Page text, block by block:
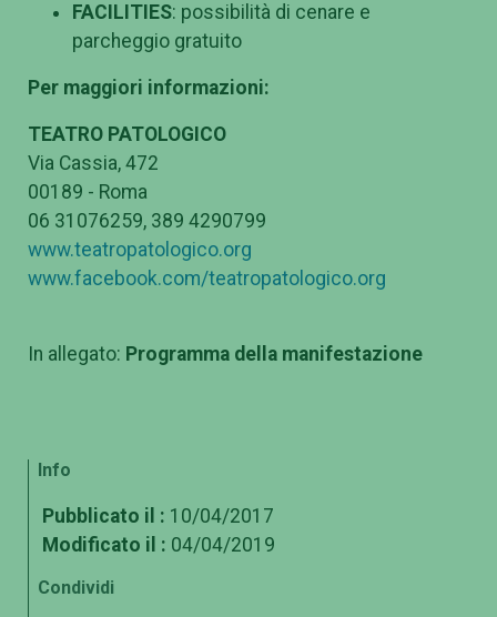
FACILITIES: possibilità di cenare e
parcheggio gratuito
Per maggiori informazioni:
TEATRO PATOLOGICO
Via Cassia, 472
00189 - Roma
06 31076259, 389 4290799
www.teatropatologico.org
www.facebook.com/teatropatologico.org
In allegato: Programma della manifestazione
Info
Pubblicato il : 10/04/2017
Modificato il : 04/04/2019
Condividi